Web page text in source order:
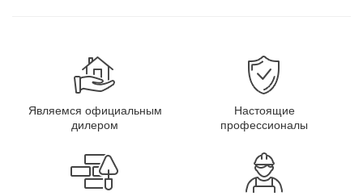
Являемся официальным
дилером
Настоящие
профессионалы